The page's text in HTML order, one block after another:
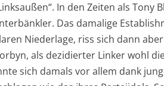
In den Zeiten als Tony
Das damalige
Niederlage, riss sich dann
als dezidierter Linker wohl
sich damals vor allem dank